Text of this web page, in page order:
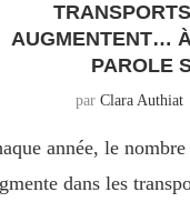
AUGMENTENT…
PAROLE
parClara Authiat
année, le
dans les